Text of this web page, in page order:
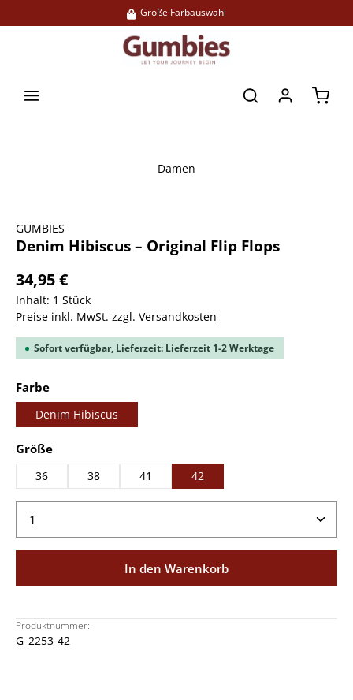
Große Farbauswahl
Damen
GUMBIES
Denim Hibiscus – Original Flip Flops
34,95 €
Inhalt: 1 Stück
Preise inkl. MwSt. zzgl. Versandkosten
Sofort verfügbar, Lieferzeit: Lieferzeit 1-2 Werktage
Farbeauswählen
Denim Hibiscus
Größeauswählen
36 38 41 42
Produkt Anzahl: Gib den gewünschten Wert ein
In den Warenkorb
Produktnummer:
G_2253-42